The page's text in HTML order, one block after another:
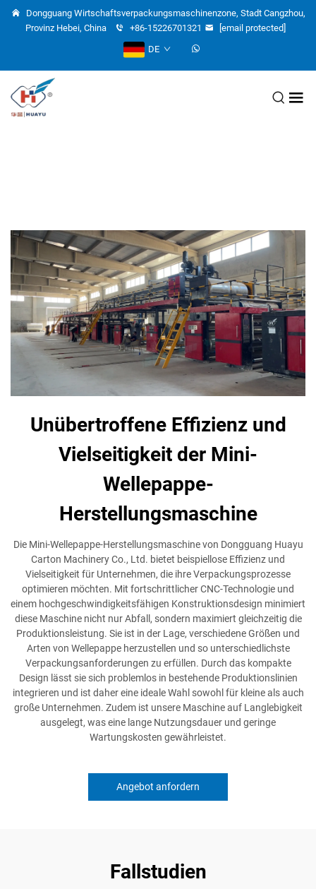
Dongguang Wirtschaftsverpackungsmaschinenzone, Stadt Cangzhou,
Provinz Hebei, China
+86-15226701321
[email protected]
DE
Unübertroffene Effizienz und
Vielseitigkeit der Mini-
Wellepappe-
Herstellungsmaschine
Die Mini-Wellepappe-Herstellungsmaschine von Dongguang Huayu
Carton Machinery Co., Ltd. bietet beispiellose Effizienz und
Vielseitigkeit für Unternehmen, die ihre Verpackungsprozesse
optimieren möchten. Mit fortschrittlicher CNC-Technologie und
einem hochgeschwindigkeitsfähigen Konstruktionsdesign minimiert
diese Maschine nicht nur Abfall, sondern maximiert gleichzeitig die
Produktionsleistung. Sie ist in der Lage, verschiedene Größen und
Arten von Wellepappe herzustellen und so unterschiedlichste
Verpackungsanforderungen zu erfüllen. Durch das kompakte
Design lässt sie sich problemlos in bestehende Produktionslinien
integrieren und ist daher eine ideale Wahl sowohl für kleine als auch
große Unternehmen. Zudem ist unsere Maschine auf Langlebigkeit
ausgelegt, was eine lange Nutzungsdauer und geringe
Wartungskosten gewährleistet.
Angebot anfordern
Fallstudien